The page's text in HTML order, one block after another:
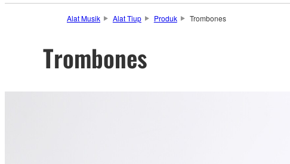
Alat Musik Alat Tiup Produk Trombones
Trombones